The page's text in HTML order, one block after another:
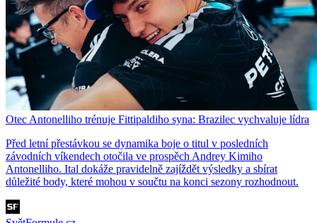
Otec Antonelliho trénuje Fittipaldiho syna: Brazilec vychvaluje lídra
Před letní přestávkou se dynamika boje o titul v posledních
závodních víkendech otočila ve prospěch Andrey Kimiho
Antonelliho. Ital dokáže pravidelně zajíždět výsledky a sbírat
důležité body, které mohou v součtu na konci sezony rozhodnout.